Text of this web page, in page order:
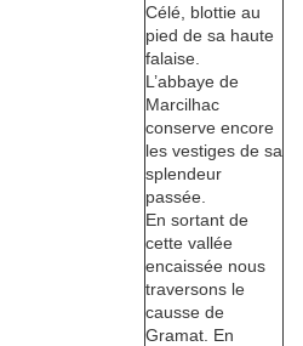
Célé, blottie au
pied de sa haute
falaise.
L’abbaye de
Marcilhac
conserve encore
les vestiges de sa
splendeur
passée.
En sortant de
cette vallée
encaissée nous
traversons le
causse de
Gramat. En